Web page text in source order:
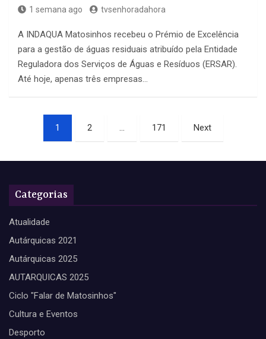
1 semana ago tvsenhoradahora
A INDAQUA Matosinhos recebeu o Prémio de Excelência
para a gestão de águas residuais atribuído pela Entidade
Reguladora dos Serviços de Águas e Resíduos (ERSAR).
Até hoje, apenas três empresas…
Paginação
conteúdos
1 2 … 171 Next
Categorias
Atualidade
Autárquicas 2021
Autárquicas 2025
AUTARQUICAS 2025
Ciclo "Falar de Matosinhos"
Cultura e Eventos
Desporto